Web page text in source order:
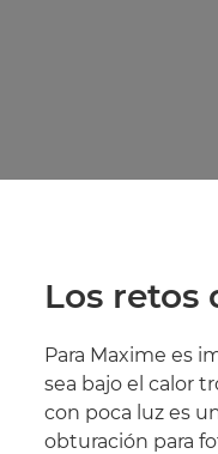
Los retos
Para Maxime es
sea bajo el calor
con poca luz es
obturación para